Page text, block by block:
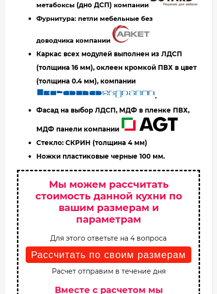
метабоксы (дно ДСП) компании
Фурнитура: петли мебельные без
доводчика компании
Каркас всех модулей выполнен из ЛДСП
(толщина 16 мм), оклеен кромкой ПВХ в цвет
(толщина 0.4 мм), компании
.
Фасад на выбор ЛДСП, МДФ в пленке ПВХ,
МДФ панели компании
Стекло: СКРИН (толщина 4 мм)
Ножки пластиковые черные 100 мм.
Мы можем рассчитать
стоимость данной кухни по
вашим размерам и
параметрам
Для этого ответьте на 4 вопроса
Рассчитать по своим размерам
Расчет отправим в течение дня
Вместе с расчетом мы